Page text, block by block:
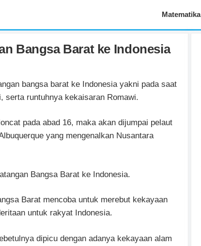
Matematika
Bangsa Barat ke Indonesia
bangsa barat ke Indonesia yakni pada saat
serta runtuhnya kekaisaran Romawi.
pada abad 16, maka akan dijumpai pelaut
yang mengenalkan Nusantara
Bangsa Barat ke Indonesia.
Barat mencoba untuk merebut kekayaan
untuk rakyat Indonesia.
dipicu dengan adanya kekayaan alam